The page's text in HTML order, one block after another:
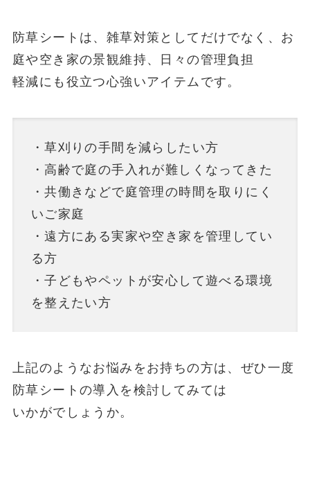
防草シートは、雑草対策としてだけでなく、お
庭や空き家の景観維持、日々の管理負担
軽減にも役立つ心強いアイテムです。
・草刈りの手間を減らしたい方
・高齢で庭の手入れが難しくなってきた
・共働きなどで庭管理の時間を取りにく
いご家庭
・遠方にある実家や空き家を管理してい
る方
・子どもやペットが安心して遊べる環境
を整えたい方
上記のようなお悩みをお持ちの方は、ぜひ一度
防草シートの導入を検討してみては
いかがでしょうか。